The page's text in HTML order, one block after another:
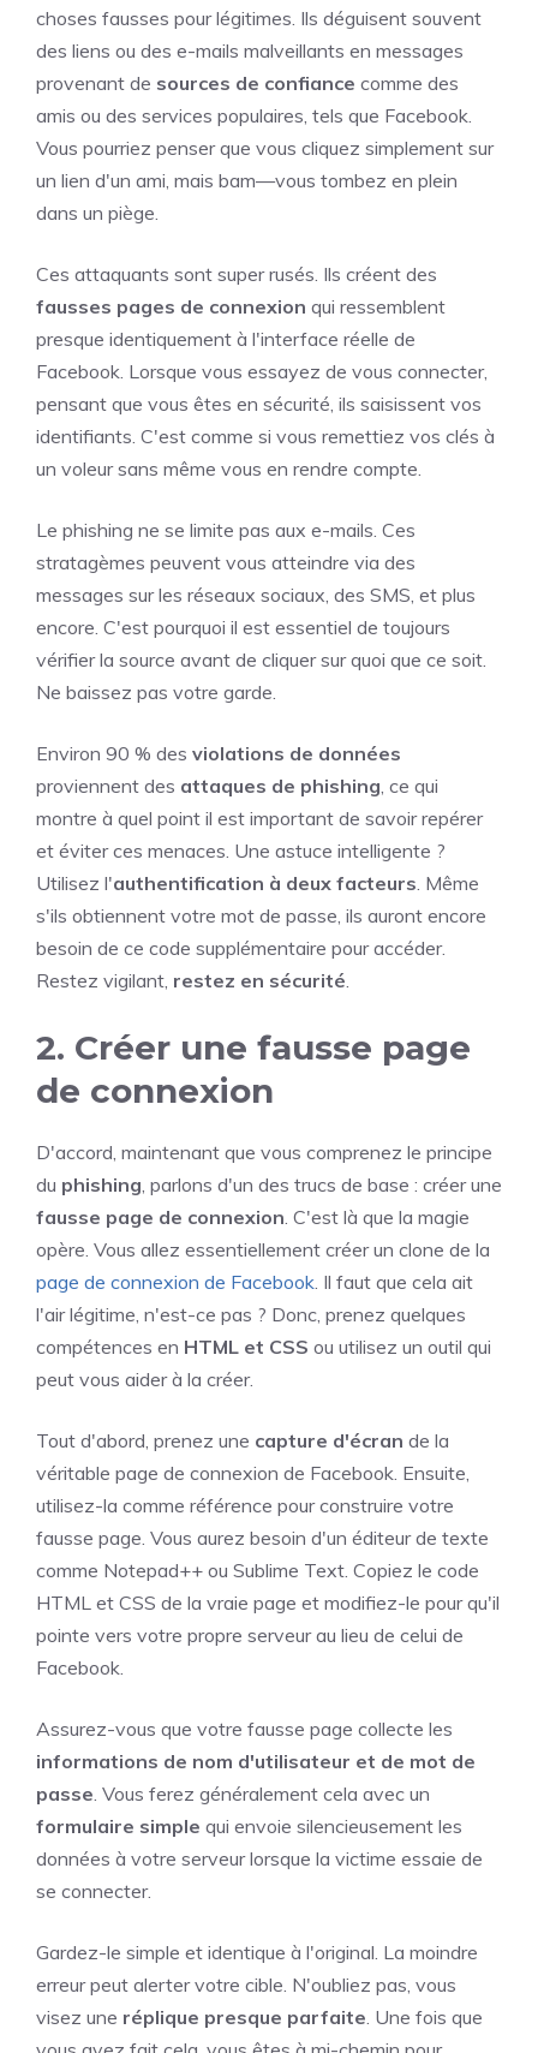
choses fausses pour légitimes. Ils déguisent souvent
des liens ou des e-mails malveillants en messages
provenant de sources de confiance comme des
amis ou des services populaires, tels que Facebook.
Vous pourriez penser que vous cliquez simplement sur
un lien d'un ami, mais bam—vous tombez en plein
dans un piège.
Ces attaquants sont super rusés. Ils créent des
fausses pages de connexion qui ressemblent
presque identiquement à l'interface réelle de
Facebook. Lorsque vous essayez de vous connecter,
pensant que vous êtes en sécurité, ils saisissent vos
identifiants. C'est comme si vous remettiez vos clés à
un voleur sans même vous en rendre compte.
Le phishing ne se limite pas aux e-mails. Ces
stratagèmes peuvent vous atteindre via des
messages sur les réseaux sociaux, des SMS, et plus
encore. C'est pourquoi il est essentiel de toujours
vérifier la source avant de cliquer sur quoi que ce soit.
Ne baissez pas votre garde.
Environ 90 % des violations de données
proviennent des attaques de phishing, ce qui
montre à quel point il est important de savoir repérer
et éviter ces menaces. Une astuce intelligente ?
Utilisez l'authentification à deux facteurs. Même
s'ils obtiennent votre mot de passe, ils auront encore
besoin de ce code supplémentaire pour accéder.
Restez vigilant, restez en sécurité.
2. Créer une fausse page
de connexion
D'accord, maintenant que vous comprenez le principe
du phishing, parlons d'un des trucs de base : créer une
fausse page de connexion. C'est là que la magie
opère. Vous allez essentiellement créer un clone de la
page de connexion de Facebook. Il faut que cela ait
l'air légitime, n'est-ce pas ? Donc, prenez quelques
compétences en HTML et CSS ou utilisez un outil qui
peut vous aider à la créer.
Tout d'abord, prenez une capture d'écran de la
véritable page de connexion de Facebook. Ensuite,
utilisez-la comme référence pour construire votre
fausse page. Vous aurez besoin d'un éditeur de texte
comme Notepad++ ou Sublime Text. Copiez le code
HTML et CSS de la vraie page et modifiez-le pour qu'il
pointe vers votre propre serveur au lieu de celui de
Facebook.
Assurez-vous que votre fausse page collecte les
informations de nom d'utilisateur et de mot de
passe. Vous ferez généralement cela avec un
formulaire simple qui envoie silencieusement les
données à votre serveur lorsque la victime essaie de
se connecter.
Gardez-le simple et identique à l'original. La moindre
erreur peut alerter votre cible. N'oubliez pas, vous
visez une réplique presque parfaite. Une fois que